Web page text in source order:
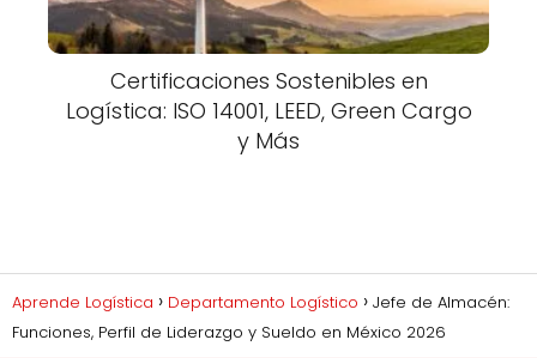
Certificaciones Sostenibles en
Logística: ISO 14001, LEED, Green Cargo
y Más
Aprende Logística Departamento Logístico
Jefe de Almacén:
Funciones, Perfil de Liderazgo y Sueldo en México 2026